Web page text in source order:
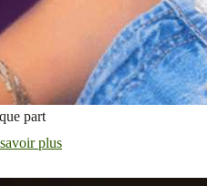
part
plus